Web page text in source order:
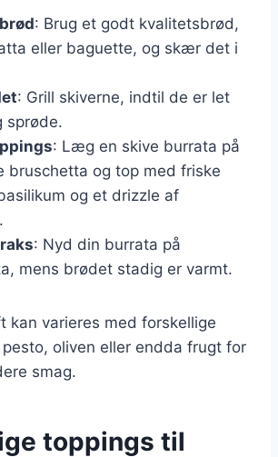
: Brug et godt kvalitetsbrød,
eller baguette, og skær det i
: Grill skiverne, indtil de er let
sprøde.
: Læg en skive burrata på
bruschetta og top med friske
og et drizzle af
: Nyd din burrata på
mens brødet stadig er varmt.
kan varieres med forskellige
oliven eller endda frugt for
smag.
toppings til